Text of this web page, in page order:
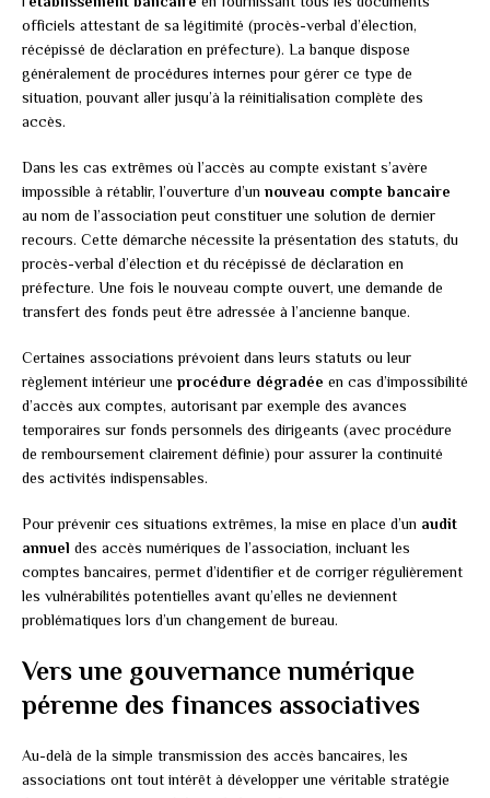
officiels attestant de sa légitimité (procès-verbal d’élection,
récépissé de déclaration en préfecture). La banque dispose
généralement de procédures internes pour gérer ce type de
situation, pouvant aller jusqu’à la réinitialisation complète des
accès.
Dans les cas extrêmes où l’accès au compte existant s’avère
impossible à rétablir, l’ouverture d’un nouveau compte bancaire
au nom de l’association peut constituer une solution de dernier
recours. Cette démarche nécessite la présentation des statuts, du
procès-verbal d’élection et du récépissé de déclaration en
préfecture. Une fois le nouveau compte ouvert, une demande de
transfert des fonds peut être adressée à l’ancienne banque.
Certaines associations prévoient dans leurs statuts ou leur
règlement intérieur une procédure dégradée en cas d’impossibilité
d’accès aux comptes, autorisant par exemple des avances
temporaires sur fonds personnels des dirigeants (avec procédure
de remboursement clairement définie) pour assurer la continuité
des activités indispensables.
Pour prévenir ces situations extrêmes, la mise en place d’un audit
annuel des accès numériques de l’association, incluant les
comptes bancaires, permet d’identifier et de corriger régulièrement
les vulnérabilités potentielles avant qu’elles ne deviennent
problématiques lors d’un changement de bureau.
Vers une gouvernance numérique
pérenne des finances associatives
Au-delà de la simple transmission des accès bancaires, les
associations ont tout intérêt à développer une véritable stratégie